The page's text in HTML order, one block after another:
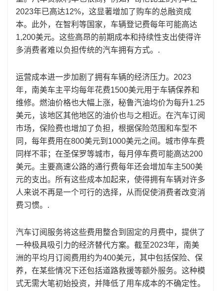
2023年已高达12%，这显著增加了购车的总融资成
本。此外，在智利等国家，车辆登记费每年可能高达
1,200美元。这些高昂的前期成本和持续性支出使得许
多消费者难以负担传统的汽车拥有方式。.
运营成本进一步加剧了拥有车辆的经济压力。2023
年，南美车主平均每年花费1500美元用于车辆保养和
维修。燃油价格也大幅上涨，秘鲁汽油均价为每升1.25
美元，该地区其他地区的油价也与之相近。在汽车订阅
市场，保险费也增加了负担，根据保险范围和车型不
同，每年费用在800美元到1000美元之间。城市停车费
同样不菲；在圣保罗等城市，每月停车费可能高达200
美元。主要高速公路的通行费每年还会增加车主500美
元的支出。所有这些成本加起来，使得拥有车辆对许多
人来说不再是一个可行的选择，从而促使消费者改变消
费习惯。.
汽车订阅服务将这些费用整合到固定的月费中，提供了
一种极具吸引力的经济替代方案。截至2023年，南美
洲的平均月订阅费用约为400美元，其中包括保险、保
养，在某些情况下还包括道路救援等额外服务。这种模
式无需大笔初始投资，并降低了用车成本的不确定性。